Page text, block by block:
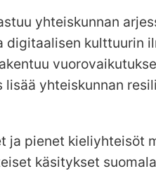
yhteiskunnan
kulttuurin
yhteiskunnan
ja pienet
käsitykset